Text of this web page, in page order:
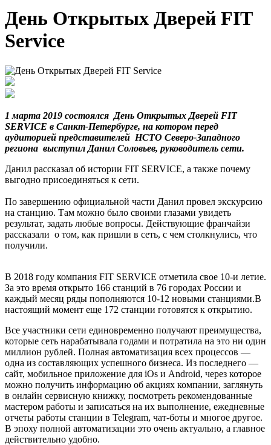
День Открытых Дверей FIT
Service
1 марта 2019 состоялся День Открытых Дверей FIT
SERVICE в Санкт-Петербурге, на котором перед
аудиторией представителей НСТО Северо-Западного
региона выступил Данил Соловьев, руководитель сети.
Данил рассказал об истории FIT SERVICE, а также почему
выгодно присоединяться к сети.
По завершению официальной части Данил провел экскурсию
на станцию. Там можно было своими глазами увидеть
результат, задать любые вопросы. Действующие франчайзи
рассказали о том, как пришли в сеть, с чем столкнулись, что
получили.
В 2018 году компания FIT SERVICE отметила свое 10-и летие.
За это время открыто 166 станций в 76 городах России и
каждый месяц ряды пополняются 10-12 новыми станциями.В
настоящий момент еще 172 станции готовятся к открытию.
Все участники сети единовременно получают преимущества,
которые сеть нарабатывала годами и потратила на это ни один
миллион рублей. Полная автоматизация всех процессов —
одна из составляющих успешного бизнеса. Из последнего —
сайт, мобильное приложение для iOs и Android, через которое
можно получить информацию об акциях компании, заглянуть
в онлайн сервисную книжку, посмотреть рекомендованные
мастером работы и записаться на их выполнение, ежедневные
отчеты работы станции в Telegram, чат-боты и многое другое.
В эпоху полной автоматизации это очень актуально, а главное
действительно удобно.